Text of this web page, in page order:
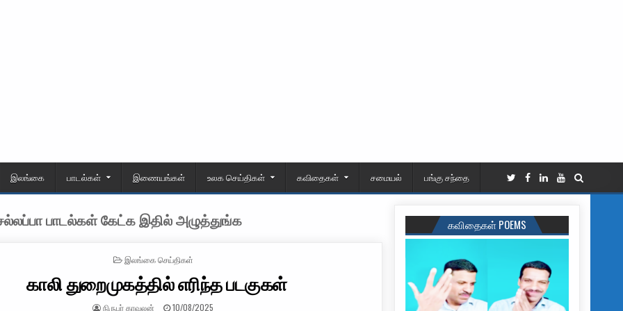
இலங்கை பாடல்கள் இணையங்கள் உலக செய்திகள் கவிதைகள் சமையல் பங்கு சந்தை
பாடல்கள் கேட்க இதில் அழுத்துங்க
POSTED IN
இலங்கை செய்திகள்
காலி துறைமுகத்தில் எரிந்த படகுகள்
AUTHOR:
நிருபர் காவலன் PUBLISHED DATE:
10/08/2025
கவிதைகள் POEMS